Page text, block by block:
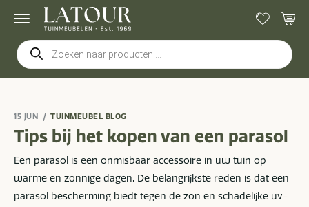
Producten
zoeken
15 JUN TUINMEUBEL BLOG
Tips bij het kopen van een parasol
Een parasol is een onmisbaar accessoire in uw tuin op
warme en zonnige dagen. De belangrijkste reden is dat een
parasol bescherming biedt tegen de zon en schadelijke uv-